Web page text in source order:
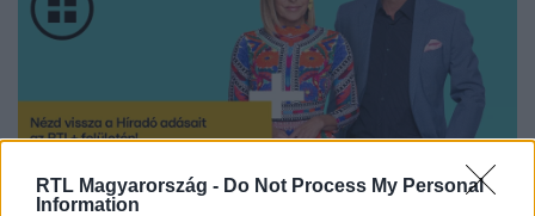
RTL Magyarország - Do Not Process My Personal
Information
Nézd vissza a Híradó adásait az RTL+ felületén!